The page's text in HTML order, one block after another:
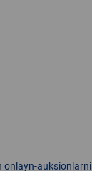
onlayn-auksionlarni